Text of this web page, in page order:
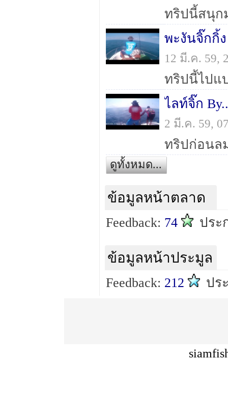
พะงันจิ๊กกิ้ง
12 มี.ค. 59,
ไลท์จิ๊ก
2 มี.ค. 59,
ทริปก่อนล
ดูทั้งหมด...
ข้อมูลหน้าตลาด
Feedback: 74 ปร
ข้อมูลหน้าประมูล
Feedback: 212 ปร